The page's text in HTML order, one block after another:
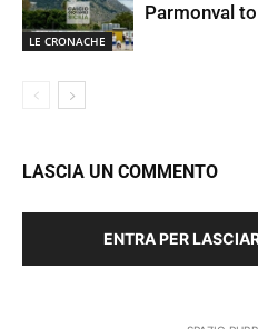
LE CRONACHE
Parmonval
LASCIA UN COMMENTO
ENTRA PER